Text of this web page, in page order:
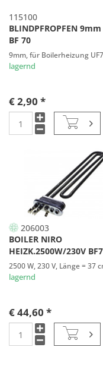
115100
BLINDPFROPFEN
BF 70
9mm, für Boilerheizung
lagernd
€ 2,90 *
206003
BOILER NIRO
HEIZK.2500W/230V BF7
2500 W, 230 V, Länge = 37
lagernd
€ 44,60 *